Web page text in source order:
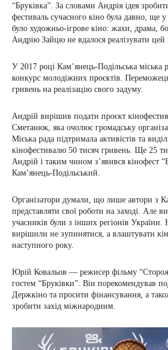
“Бруківка”. За словами Андрія ідея
фестиваль сучасного кіно була давно, ще
було художньо-ігрове кіно: жахи, драма,
Андрію Зайцю не вдалося реалізувати цей
У 2017 році Кам’янець-Подільська міська
конкурс молодіжних проєктів.
гривень на реалізацію свого задуму.
Андрій вирішив подати проєкт
Сметанюк, яка очолює громадську
Міська рада підтримала активістів та
кінофестивалю 50 тисяч гривень. Ще 25
Андрій і таким чином з’явився кінофест
Кам’янець-Подільський.
Організатори думали, що лише автори з
представляти свої роботи на заході. Але
учасників були з інших регіонів України.
вирішили не зупинятися, а влаштувати
наступного року.
Юрій Ковальов — режисер фільму
гостем “Бруківки”. Він порекомендував
Держкіно та просити фінансування, а
зробити захід міжнародним.